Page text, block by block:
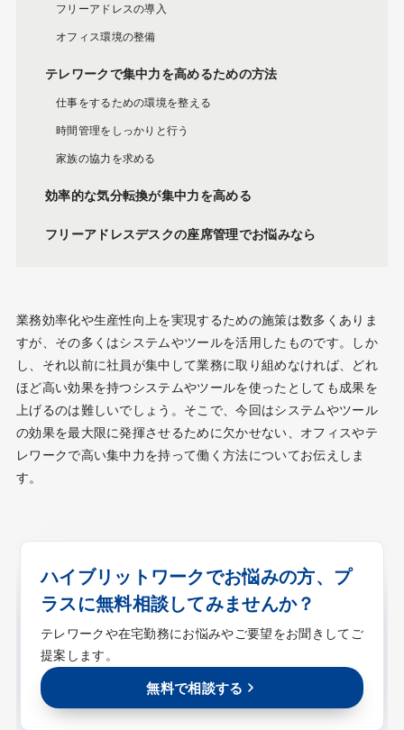
フリーアドレスの導入
オフィス環境の整備
テレワークで集中力を高めるための方法
仕事をするための環境を整える
時間管理をしっかりと行う
家族の協力を求める
効率的な気分転換が集中力を高める
フリーアドレスデスクの座席管理でお悩みなら
業務効率化や生産性向上を実現するための施策は数多くありま
すが、その多くはシステムやツールを活用したものです。しか
し、それ以前に社員が集中して業務に取り組めなければ、どれ
ほど高い効果を持つシステムやツールを使ったとしても成果を
上げるのは難しいでしょう。そこで、今回はシステムやツール
の効果を最大限に発揮させるために欠かせない、オフィスやテ
レワークで高い集中力を持って働く方法についてお伝えしま
す。
ハイブリットワークでお悩みの方、プ
ラスに無料相談してみませんか？
テレワークや在宅勤務にお悩みやご要望をお聞きしてご
提案します。
無料で相談する